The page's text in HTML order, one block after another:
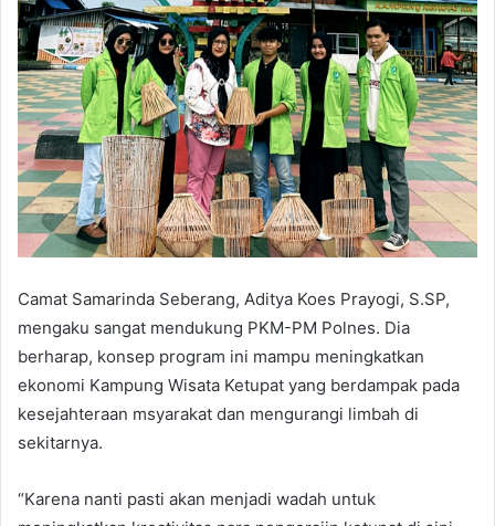
Camat Samarinda Seberang, Aditya Koes Prayogi, S.SP,
mengaku sangat mendukung PKM-PM Polnes. Dia
berharap, konsep program ini mampu meningkatkan
ekonomi Kampung Wisata Ketupat yang berdampak pada
kesejahteraan msyarakat dan mengurangi limbah di
sekitarnya.
“Karena nanti pasti akan menjadi wadah untuk